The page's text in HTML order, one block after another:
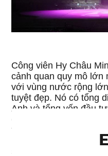
Công viên Hy Châu
cảnh quan quy mô lớn
với vùng nước rộng
tuyệt đẹp. Nó có tổng
Anh và tổng vốn đầu
dân tệ. Đây là khu
tích hợp các khu biểu
nghiệm lưu trú tại nhà